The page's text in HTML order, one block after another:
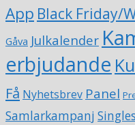
App Black Friday/
Gåva Julkalender
erbjudande
Få Nyhetsbrev Panel
Samlarkampanj